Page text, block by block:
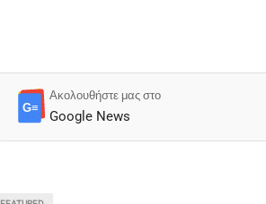
G≡
Ακολουθήστε μας στο
Google News